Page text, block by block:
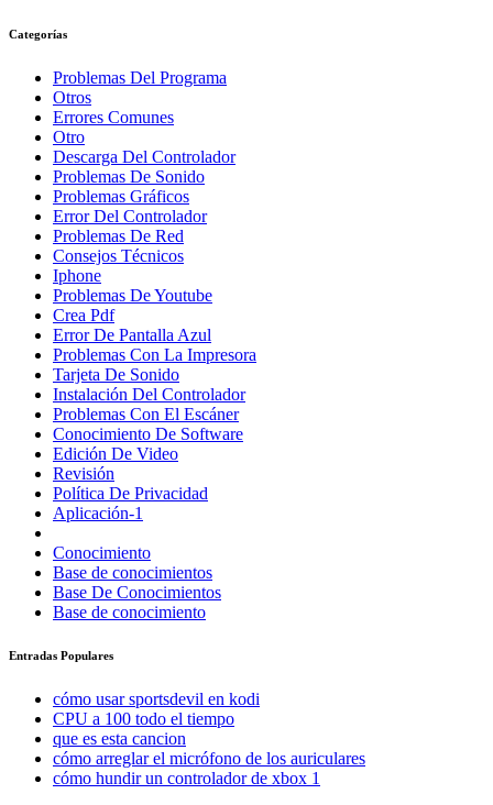
Categorías
Problemas Del Programa
Otros
Errores Comunes
Otro
Descarga Del Controlador
Problemas De Sonido
Problemas Gráficos
Error Del Controlador
Problemas De Red
Consejos Técnicos
Iphone
Problemas De Youtube
Crea Pdf
Error De Pantalla Azul
Problemas Con La Impresora
Tarjeta De Sonido
Instalación Del Controlador
Problemas Con El Escáner
Conocimiento De Software
Edición De Video
Revisión
Política De Privacidad
Aplicación-1
Conocimiento
Base de conocimientos
Base De Conocimientos
Base de conocimiento
Entradas Populares
cómo usar sportsdevil en kodi
CPU a 100 todo el tiempo
que es esta cancion
cómo arreglar el micrófono de los auriculares
cómo hundir un controlador de xbox 1